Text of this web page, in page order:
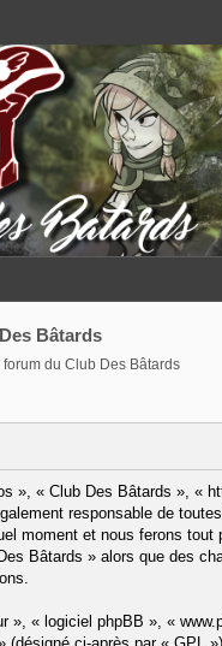
Bâtards
du Club Des Bâtards
», « Club Des Bâtards », «
responsable de
moment et nous ferons
Bâtards » alors que des
« logiciel phpBB », «